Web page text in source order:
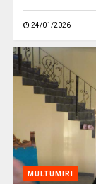
24/01/2026
MULTUMIRI